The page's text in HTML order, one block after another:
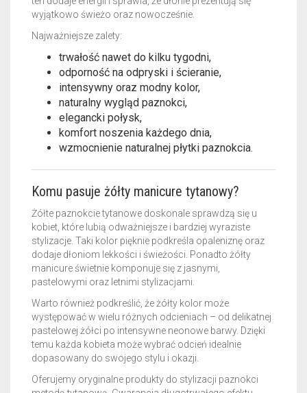
wyjątkowo świeżo oraz nowocześnie.
Najważniejsze zalety:
trwałość nawet do kilku tygodni,
odporność na odpryski i ścieranie,
intensywny oraz modny kolor,
naturalny wygląd paznokci,
elegancki połysk,
komfort noszenia każdego dnia,
wzmocnienie naturalnej płytki paznokcia.
Komu pasuje żółty manicure tytanowy?
Żółte paznokcie tytanowe doskonale sprawdzą się u
kobiet, które lubią odważniejsze i bardziej wyraziste
stylizacje. Taki kolor pięknie podkreśla opaleniznę oraz
dodaje dłoniom lekkości i świeżości. Ponadto żółty
manicure świetnie komponuje się z jasnymi,
pastelowymi oraz letnimi stylizacjami.
Warto również podkreślić, że żółty kolor może
występować w wielu różnych odcieniach – od delikatnej
pastelowej żółci po intensywne neonowe barwy. Dzięki
temu każda kobieta może wybrać odcień idealnie
dopasowany do swojego stylu i okazji.
Oferujemy oryginalne produkty do stylizacji paznokci